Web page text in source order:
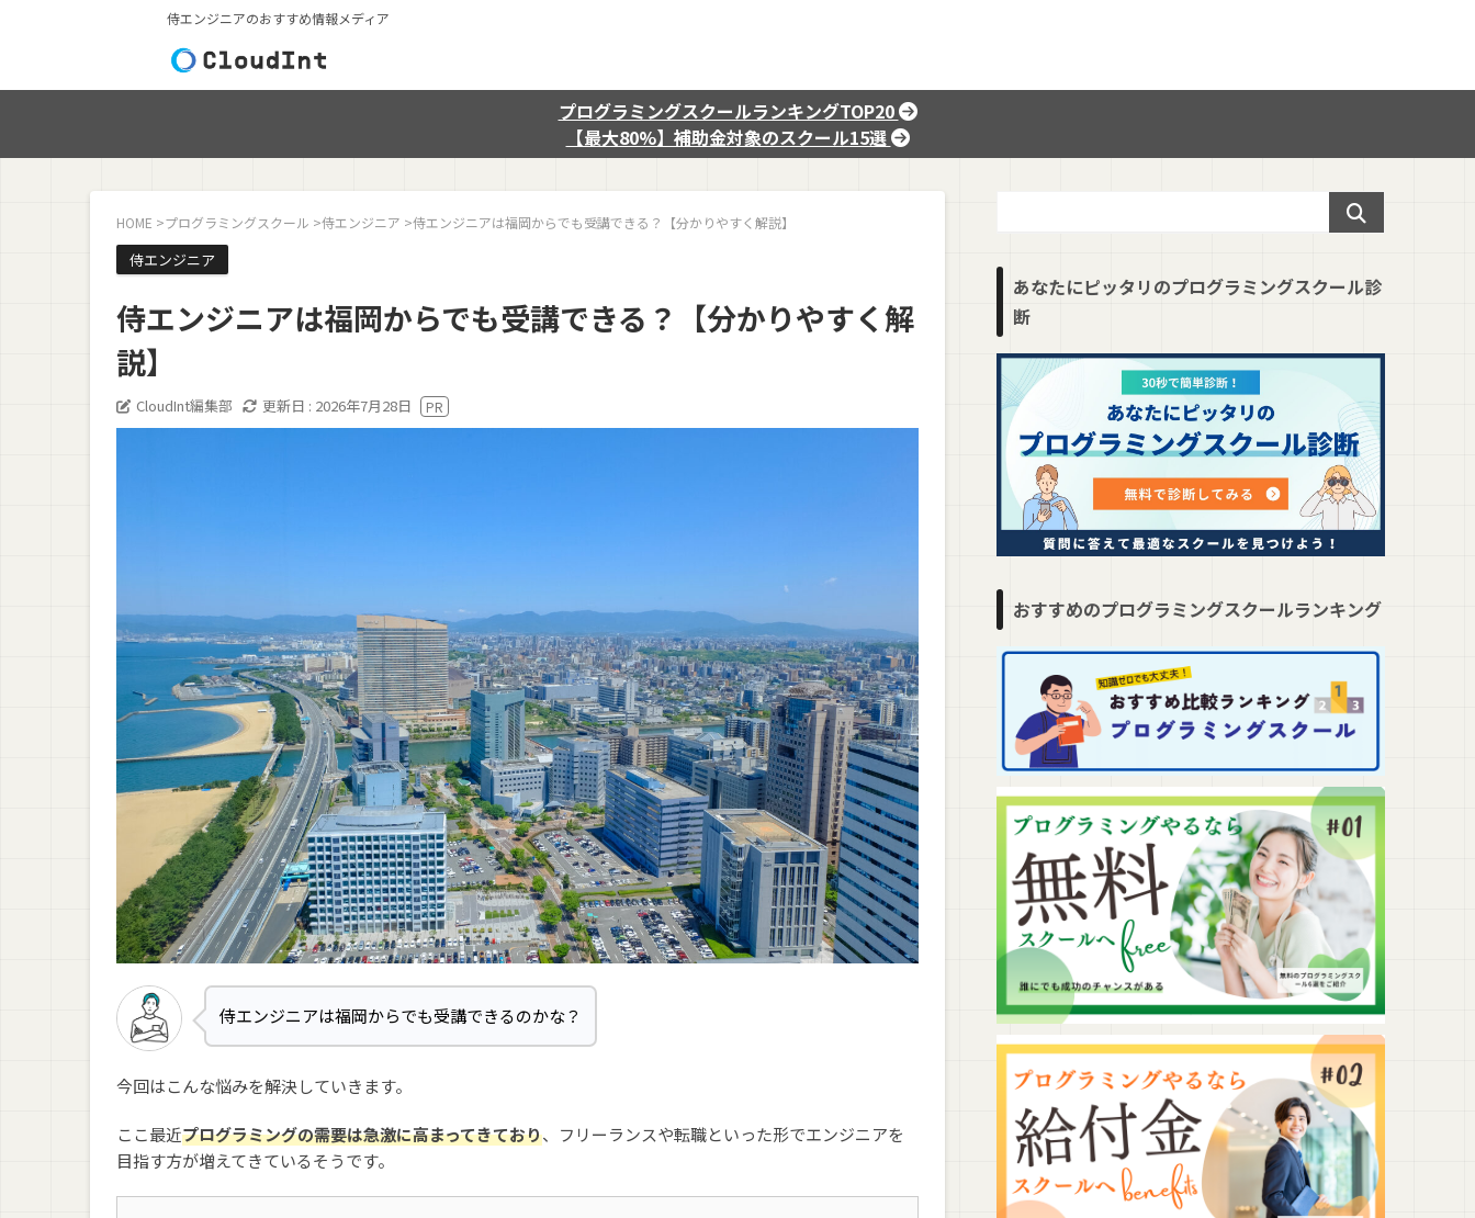
侍エンジニアのおすすめ情報メディア
プログラミングスクールランキングTOP20
【最大80%】補助金対象のスクール15選
HOME >プログラミングスクール >侍エンジニア >侍エンジニアは福岡からでも受講できる？【分かりやすく解説】
侍エンジニア
侍エンジニアは福岡からでも受講できる？【分かりやすく解
説】
CloudInt編集部 更新日 : 2026年7月28日
侍エンジニアは福岡からでも受講できるのかな？
今回はこんな悩みを解決していきます。
ここ最近プログラミングの需要は急激に高まってきており、フリーランスや転職といった形でエンジニアを
目指す方が増えてきているそうです。
あなたにピッタリのプログラミングスクール診
断
おすすめのプログラミングスクールランキング